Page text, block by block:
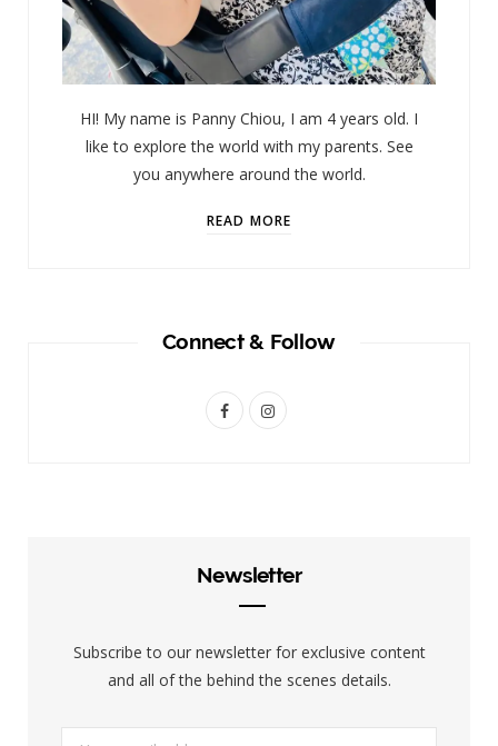
HI! My name is Panny Chiou, I am 4 years old. I
like to explore the world with my parents. See
you anywhere around the world.
READ MORE
Connect & Follow
F
k
I
a
Newsletter
Subscribe to our newsletter for exclusive content
and all of the behind the scenes details.